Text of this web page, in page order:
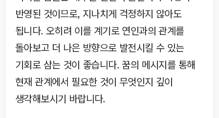
반영된 것이므로, 지나치게 걱정하지 않아도
됩니다. 오히려 이를 계기로 연인과의 관계를
돌아보고 더 나은 방향으로 발전시킬 수 있는
기회로 삼는 것이 좋습니다. 꿈의 메시지를 통해
현재 관계에서 필요한 것이 무엇인지 깊이
생각해보시기 바랍니다.